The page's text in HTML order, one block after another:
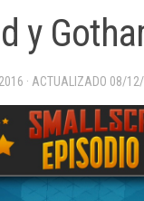
y
· ACTUALIZADO 08/